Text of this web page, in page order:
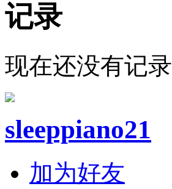
记录
现在还没有记录
sleeppiano21
加为好友